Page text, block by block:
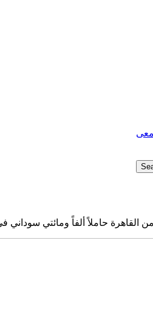
القاهرة حاملاً ألفاً ومائتي سوداني